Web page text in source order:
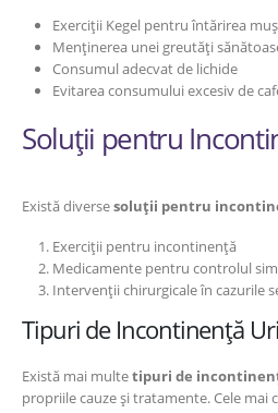
Exerciții Kegel pentru întărirea
Menținerea unei greutăți
Consumul adecvat de lichide
Evitarea consumului excesiv de
Soluții pentru
Există diversesoluții pentru
Exerciții pentru incontinență
Medicamente pentru controlul
Intervenții chirurgicale în cazurile
Tipuri de Incontinență
Există mai multetipuri de
propriile cauze și tratamente. Cele mai